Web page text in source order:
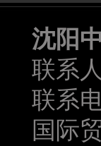
沈阳
联系
联系
国际